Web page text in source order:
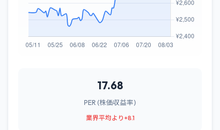
17.68
PER (株価収益率)
業界平均より+8.1